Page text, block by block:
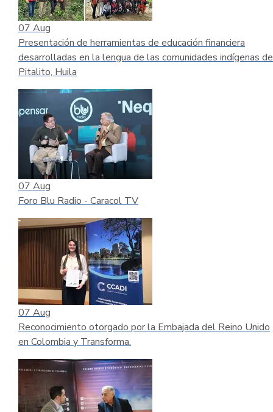
07 Aug
Presentación de herramientas de educación financiera
desarrolladas en la lengua de las comunidades indígenas de
Pitalito, Huila
07 Aug
Foro Blu Radio - Caracol TV
07 Aug
Reconocimiento otorgado por la Embajada del Reino Unido
en Colombia y Transforma.